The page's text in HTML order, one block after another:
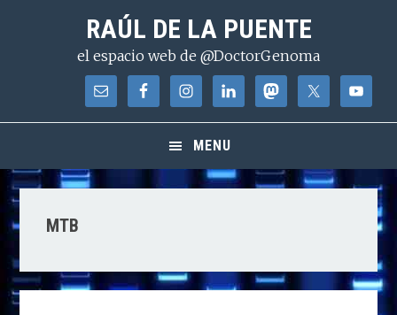
contenido
RAÚL DE LA PUENTE
el espacio web de @DoctorGenoma
MENU
MTB